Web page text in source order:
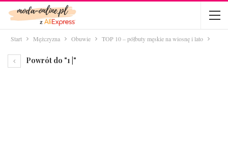
Start Mężczyzna Obuwie TOP 10 – półbuty męskie na wiosnę i lato
Powrót do "1 |"